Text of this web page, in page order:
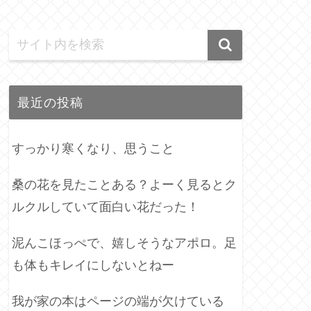
最近の投稿
すっかり寒くなり、思うこと
桑の花を見たことある？よーく見るとク
ルクルしていて面白い花だった！
泥んこほっぺで、嬉しそうなアポロ。足
も体もキレイにしないとねー
我が家の本はページの端が欠けている